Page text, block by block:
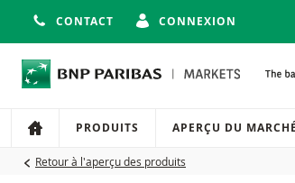
CONTACT CONNEXION
Navigation
Navigation sur
PRODUITS APERÇU DU MARCHÉ
Retour à l'aperçu des produits